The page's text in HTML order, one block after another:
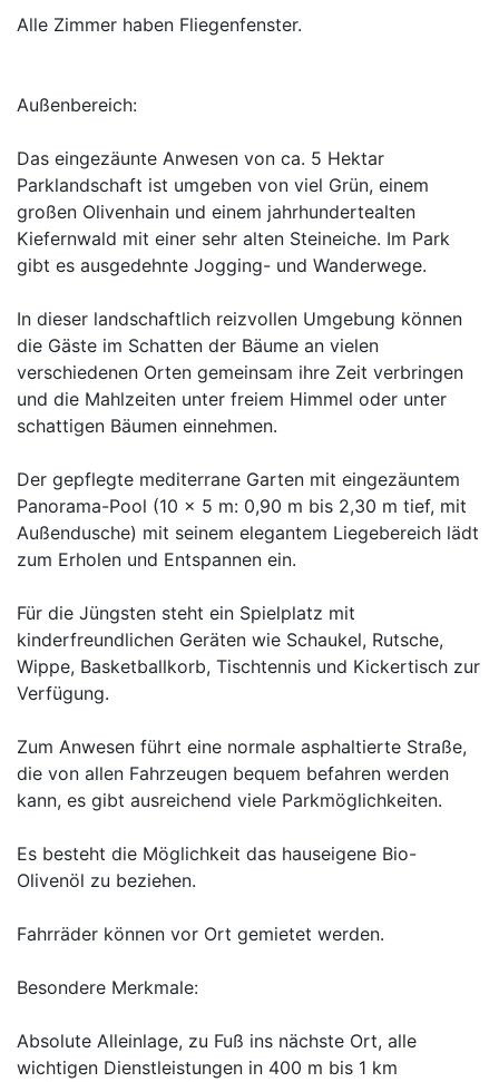
Alle Zimmer haben Fliegenfenster.
Außenbereich:
Das eingezäunte Anwesen von ca. 5 Hektar
Parklandschaft ist umgeben von viel Grün, einem
großen Olivenhain und einem jahrhundertealten
Kiefernwald mit einer sehr alten Steineiche. Im Park
gibt es ausgedehnte Jogging- und Wanderwege.
In dieser landschaftlich reizvollen Umgebung können
die Gäste im Schatten der Bäume an vielen
verschiedenen Orten gemeinsam ihre Zeit verbringen
und die Mahlzeiten unter freiem Himmel oder unter
schattigen Bäumen einnehmen.
Der gepflegte mediterrane Garten mit eingezäuntem
Panorama-Pool (10 x 5 m: 0,90 m bis 2,30 m tief, mit
Außendusche) mit seinem elegantem Liegebereich lädt
zum Erholen und Entspannen ein.
Für die Jüngsten steht ein Spielplatz mit
kinderfreundlichen Geräten wie Schaukel, Rutsche,
Wippe, Basketballkorb, Tischtennis und Kickertisch zur
Verfügung.
Zum Anwesen führt eine normale asphaltierte Straße,
die von allen Fahrzeugen bequem befahren werden
kann, es gibt ausreichend viele Parkmöglichkeiten.
Es besteht die Möglichkeit das hauseigene Bio-
Olivenöl zu beziehen.
Fahrräder können vor Ort gemietet werden.
Besondere Merkmale:
Absolute Alleinlage, zu Fuß ins nächste Ort, alle
wichtigen Dienstleistungen in 400 m bis 1 km